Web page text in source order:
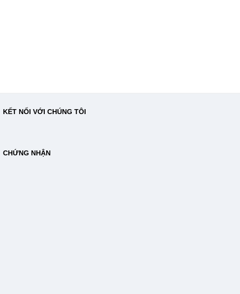
KẾT NỐI VỚI CHÚNG TÔI
CHỨNG NHẬN